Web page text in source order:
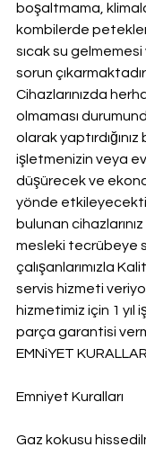
boşaltmama,
kombilerde
sıcak su
sorun
Cihazlarınızda
olmaması
olarak yaptırdığınız
işletmenizin veya
düşürecek ve
yönde
bulunan cihazlarınız
mesleki tecrübeye
çalışanlarımızla
servis hizmeti
hizmetimiz için 1 yıl
parça garantisi
EMNiYET
Emniyet Kuralları
Gaz kokusu